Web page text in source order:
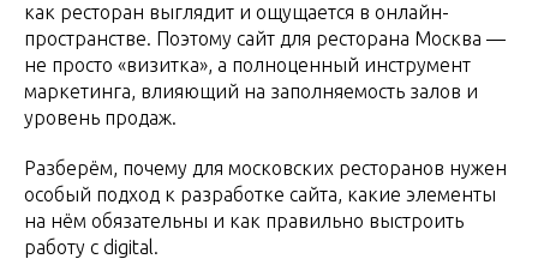
как ресторан выглядит и ощущается в онлайн-
пространстве. Поэтому сайт для ресторана Москва —
не просто «визитка», а полноценный инструмент
маркетинга, влияющий на заполняемость залов и
уровень продаж.
Разберём, почему для московских ресторанов нужен
особый подход к разработке сайта, какие элементы
на нём обязательны и как правильно выстроить
работу с digital.